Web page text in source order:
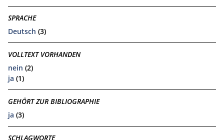
SPRACHE
Deutsch (3)
VOLLTEXT VORHANDEN
nein (2)
ja (1)
GEHÖRT ZUR BIBLIOGRAPHIE
ja (3)
SCHLAGWORTE